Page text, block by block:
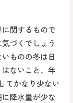
関するもので
づくでしょう
ものの冬は日
ないこと、年
てかなり少ない
降水量が少な